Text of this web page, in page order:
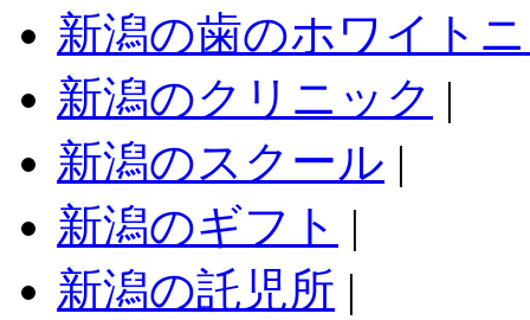
新潟の歯のホワイト
新潟のクリニック |
新潟のスクール |
新潟のギフト |
新潟の託児所 |